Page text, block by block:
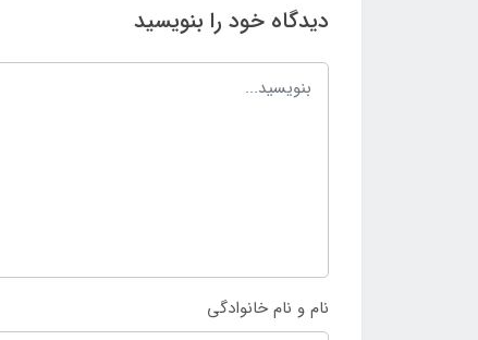
دیدگاه خود را بنویسید
نام و نام خانوادگی